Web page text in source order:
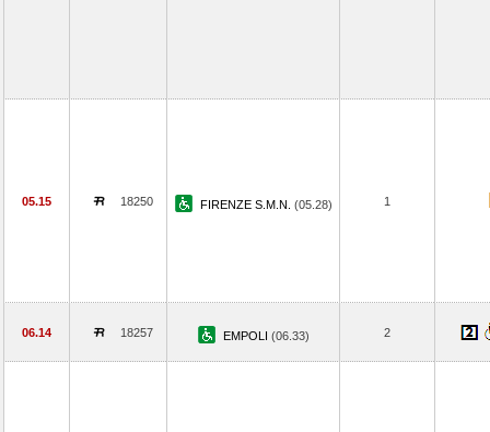
05.15 18250 FIRENZE S.M.N. (05.28) 1
06.14 18257 EMPOLI (06.33) 2